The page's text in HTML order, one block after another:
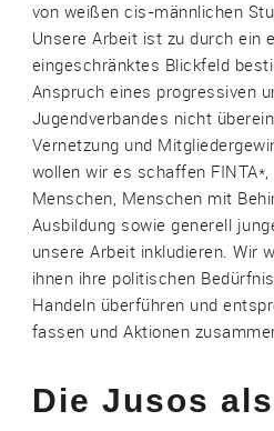
von weißen cis-männlichen
Unsere Arbeit ist zu durch ein
eingeschränktes Blickfeld
Anspruch eines progressiven
Jugendverbandes nicht
Vernetzung und
wollen wir es schaffen FINTA*,
Menschen, Menschen mit
Ausbildung sowie generell
unsere Arbeit inkludieren. Wir
ihnen ihre politischen
Handeln überführen und
fassen und Aktionen
Die Jusos